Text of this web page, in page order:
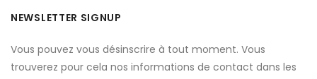
NEWSLETTER SIGNUP
Vous pouvez vous désinscrire à tout moment. Vous
trouverez pour cela nos informations de contact dans les